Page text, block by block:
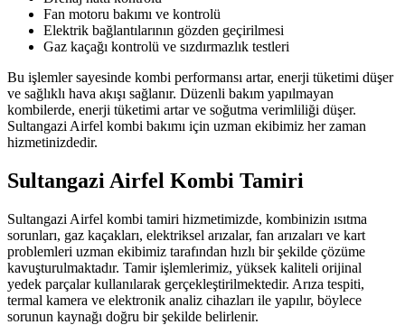
Fan motoru bakımı ve kontrolü
Elektrik bağlantılarının gözden geçirilmesi
Gaz kaçağı kontrolü ve sızdırmazlık testleri
Bu işlemler sayesinde kombi performansı artar, enerji tüketimi düşer
ve sağlıklı hava akışı sağlanır. Düzenli bakım yapılmayan
kombilerde, enerji tüketimi artar ve soğutma verimliliği düşer.
Sultangazi Airfel kombi bakımı için uzman ekibimiz her zaman
hizmetinizdedir.
Sultangazi Airfel Kombi Tamiri
Sultangazi Airfel kombi tamiri hizmetimizde, kombinizin ısıtma
sorunları, gaz kaçakları, elektriksel arızalar, fan arızaları ve kart
problemleri uzman ekibimiz tarafından hızlı bir şekilde çözüme
kavuşturulmaktadır. Tamir işlemlerimiz, yüksek kaliteli orijinal
yedek parçalar kullanılarak gerçekleştirilmektedir. Arıza tespiti,
termal kamera ve elektronik analiz cihazları ile yapılır, böylece
sorunun kaynağı doğru bir şekilde belirlenir.